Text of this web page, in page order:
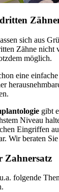
sich aus
Zähne nicht
möglich.
eine
gibt
Niveau
Eingriffen
Wir beraten
Zahnersatz
folgende